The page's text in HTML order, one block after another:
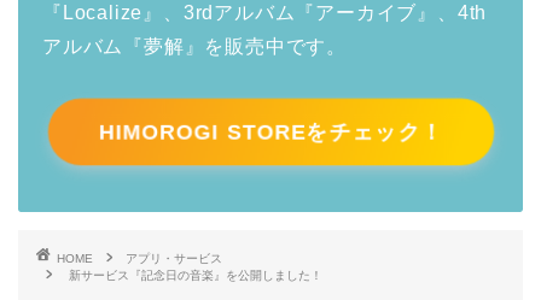
『Localize』、3rdアルバム『アーカイブ』、4th
アルバム『夢解』を販売中です。
HIMOROGI STOREをチェック！
HOME
アプリ・サービス
新サービス『記念日の音楽』を公開しました！